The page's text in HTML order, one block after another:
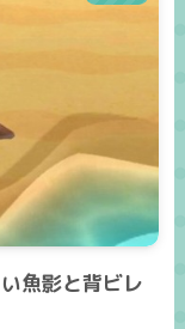
魚影と背ビレ